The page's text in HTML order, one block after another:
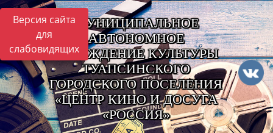
Версия сайта
для
слабовидящих
МУНИЦИПАЛЬНОЕ
АВТОНОМНОЕ
УЧРЕЖДЕНИЕ КУЛЬТУРЫ
ТУАПСИНСКОГО
ГОРОДСКОГО ПОСЕЛЕНИЯ
«ЦЕНТР КИНО И ДОСУГА
«РОССИЯ»